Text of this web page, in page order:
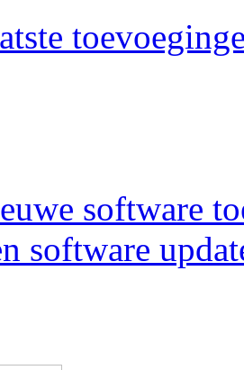
software
software